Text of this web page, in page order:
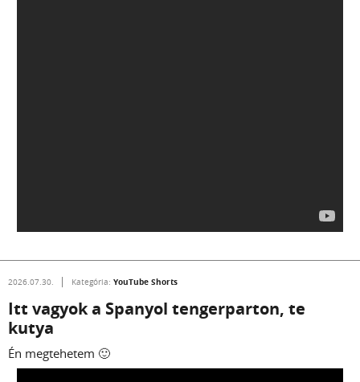
2026.07.30. Kategória: YouTube Shorts
Itt vagyok a Spanyol tengerparton, te
kutya
Én megtehetem 🙂